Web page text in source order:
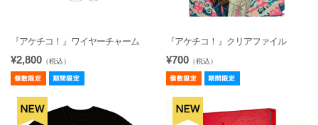
『アケチコ！』ワイヤーチャーム
¥2,800 （税込）
『アケチコ！』クリアファイル
¥700 （税込）